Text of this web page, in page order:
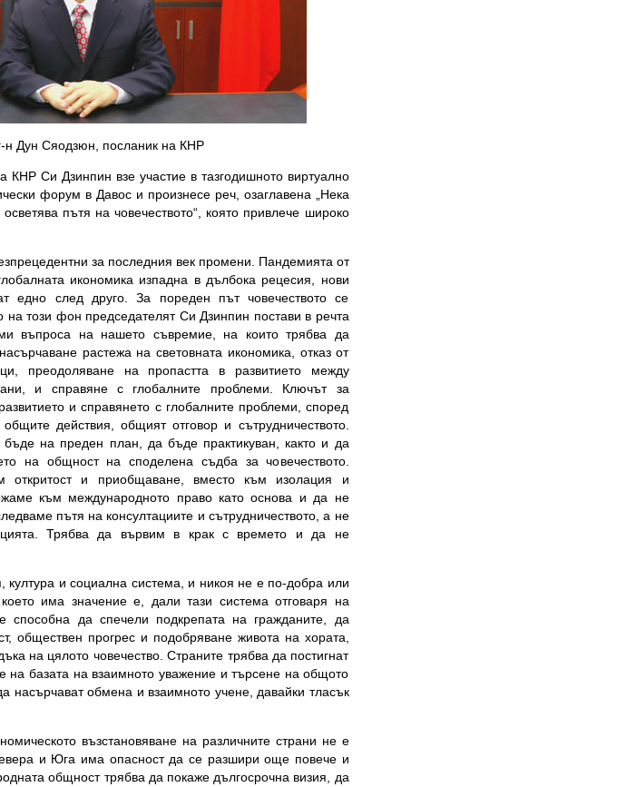
н Дун Сяодзюн, посланик на КНР
КНР Си Дзинпин взе участие в тазгодишното виртуално
форум в Давос и произнесе реч, озаглавена „Нека
пътя на човечеството“, която привлече широко
за последния век промени. Пандемията от
икономика изпадна в дълбока рецесия, нови
едно след друго. За пореден път човечеството се
този фон председателят Си Дзинпин постави в речта
въпроса на нашето съвремие, на които трябва да
растежа на световната икономика, отказ от
преодоляване на пропастта в развитието между
и справяне с глобалните проблеми. Ключът за
и справянето с глобалните проблеми, според
действия, общият отговор и сътрудничеството.
на преден план, да бъде практикуван, както и да
на общност на споделена съдба за човечеството.
и приобщаване, вместо към изолация и
към международното право като основа и да не
пътя на консултациите и сътрудничеството, а не
Трябва да вървим в крак с времето и да не
култура и социална система, и никоя не е по-добра или
има значение е, дали тази система отговаря на
способна да спечели подкрепата на гражданите, да
обществен прогрес и подобряване живота на хората,
на цялото човечество. Страните трябва да постигнат
на базата на взаимното уважение и търсене на общото
насърчават обмена и взаимното учене, давайки тласък
възстановяване на различните страни не е
и Юга има опасност да се разшири още повече и
общност трябва да покаже дългосрочна визия, да